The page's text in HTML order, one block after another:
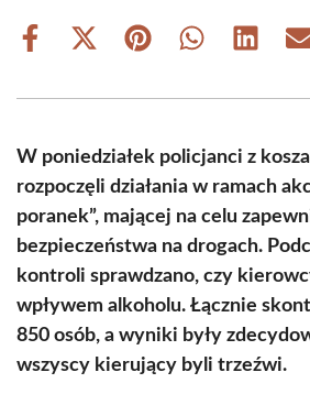
Share
Share
(Twitter)
Share Share Share
W poniedziałek policjanci z
rozpoczęli działania w ramach
poranek”, mającej na celu
bezpieczeństwa na drogach.
kontroli sprawdzano, czy
wpływem alkoholu. Łącznie
850 osób, a wyniki były
wszyscy kierujący byli trzeźwi.